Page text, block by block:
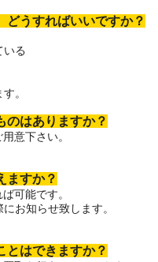
うすればいいですか？
る
。
のはありますか？
意下さい。
ますか？
可能です。
お知らせ致します。
とはできますか？